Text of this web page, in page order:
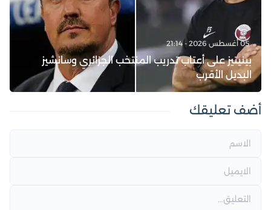
05 أغسطس 2026 - 21:14
بينيتيز على أعتاب تدريب المنتخب الجزائري وسانشيز
البديل الأقرب
أضف تعليقك